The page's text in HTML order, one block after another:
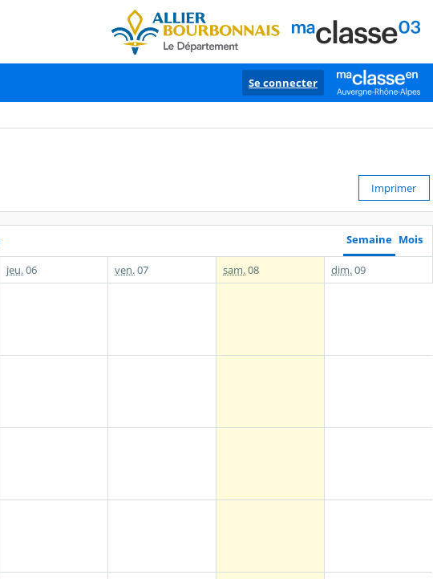
Se connecter
Imprimer
Semaine Mois
jeu.06 ven.07 sam.08 dim.09